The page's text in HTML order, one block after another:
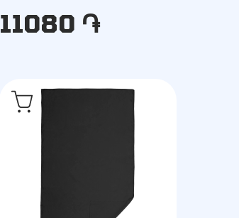
11080 ֏